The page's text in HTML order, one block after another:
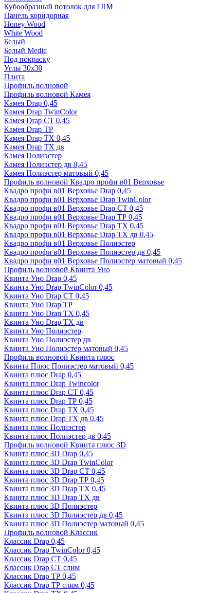
Кубообразный потолок для ГЛМ
Панель коридорная
Honey Wood
White Wood
Белый
Белый Medic
Под покраску
Углы 30х30
Плита
Профиль волновой
Профиль волновой Камея
Камея Drap 0,45
Камея Drap TwinColor
Камея Drap СТ 0,45
Камея Drap ТР
Камея Drap ТХ 0,45
Камея Drap ТХ дв
Камея Полиэстер
Камея Полиэстер дв 0,45
Камея Полиэстер матовый 0,45
Профиль волновой Квадро профи в01 Верховье
Квадро профи в01 Верховье Drap 0,45
Квадро профи в01 Верховье Drap TwinColor
Квадро профи в01 Верховье Drap СТ 0,45
Квадро профи в01 Верховье Drap ТР 0,45
Квадро профи в01 Верховье Drap ТХ 0,45
Квадро профи в01 Верховье Drap ТХ дв 0,45
Квадро профи в01 Верховье Полиэстер
Квадро профи в01 Верховье Полиэстер дв 0,45
Квадро профи в01 Верховье Полиэстер матовый 0,45
Профиль волновой Квинта Уно
Квинта Уно Drap 0,45
Квинта Уно Drap TwinColor 0,45
Квинта Уно Drap СТ 0,45
Квинта Уно Drap ТР
Квинта Уно Drap ТХ 0,45
Квинта Уно Drap ТХ дв
Квинта Уно Полиэстер
Квинта Уно Полиэстер дв
Квинта Уно Полиэстер матовый 0,45
Профиль волновой Квинта плюс
Квинта Плюс Полиэстер матовый 0,45
Квинта плюс Drap 0,45
Квинта плюс Drap Twincolor
Квинта плюс Drap СТ 0,45
Квинта плюс Drap ТР 0,45
Квинта плюс Drap ТХ 0,45
Квинта плюс Drap ТХ дв 0,45
Квинта плюс Полиэстер
Квинта плюс Полиэстер дв 0,45
Профиль волновой Квинта плюс 3D
Квинта плюс 3D Drap 0,45
Квинта плюс 3D Drap TwinColor
Квинта плюс 3D Drap СТ 0,45
Квинта плюс 3D Drap ТР 0,45
Квинта плюс 3D Drap ТХ 0,45
Квинта плюс 3D Drap ТХ дв
Квинта плюс 3D Полиэстер
Квинта плюс 3D Полиэстер дв 0,45
Квинта плюс 3D Полиэстер матовый 0,45
Профиль волновой Классик
Классик Drap 0,45
Классик Drap TwinColor 0,45
Классик Drap СТ 0,45
Классик Drap СТ слим
Классик Drap ТР 0,45
Классик Drap ТР слим 0,45